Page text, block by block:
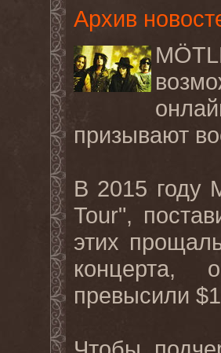
Архив
призывают
В 2015 году
Tour",
этих
концерта,
превысили